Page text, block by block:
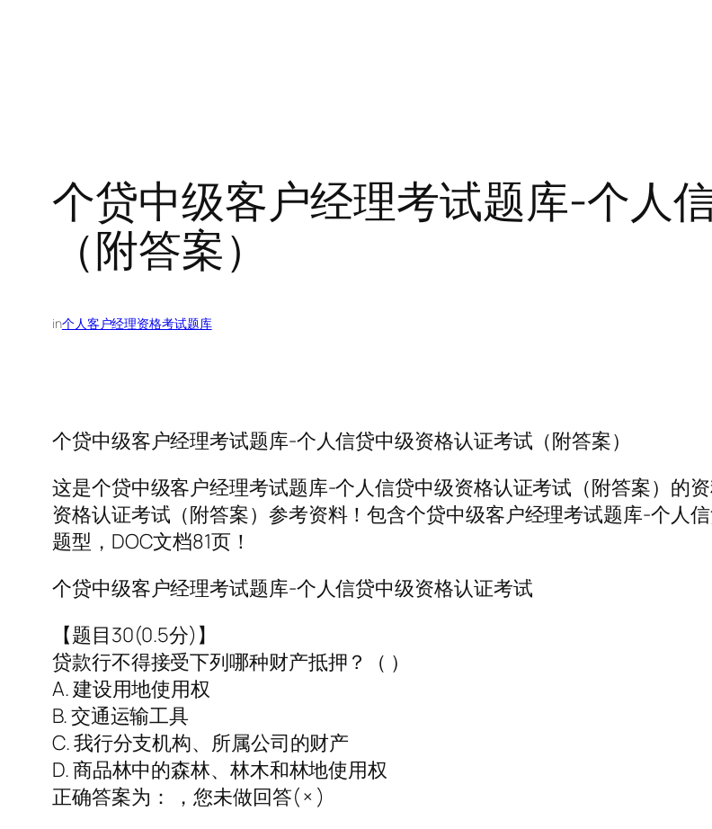
个贷中级客户经理考试题库-个人
（附答案）
in个人客户经理资格考试题库
个贷中级客户经理考试题库-个人信贷中级资格认证考试（附答案）
这是个贷中级客户经理考试题库-个人信贷中级资格认证考试（附答案）的
资格认证考试（附答案）参考资料！包含个贷中级客户经理考试题库-个人
题型，DOC文档81页！
个贷中级客户经理考试题库-个人信贷中级资格认证考试
【题目30(0.5分)】
贷款行不得接受下列哪种财产抵押？（ ）
A. 建设用地使用权
B. 交通运输工具
C. 我行分支机构、所属公司的财产
D. 商品林中的森林、林木和林地使用权
正确答案为： ，您未做回答( × )